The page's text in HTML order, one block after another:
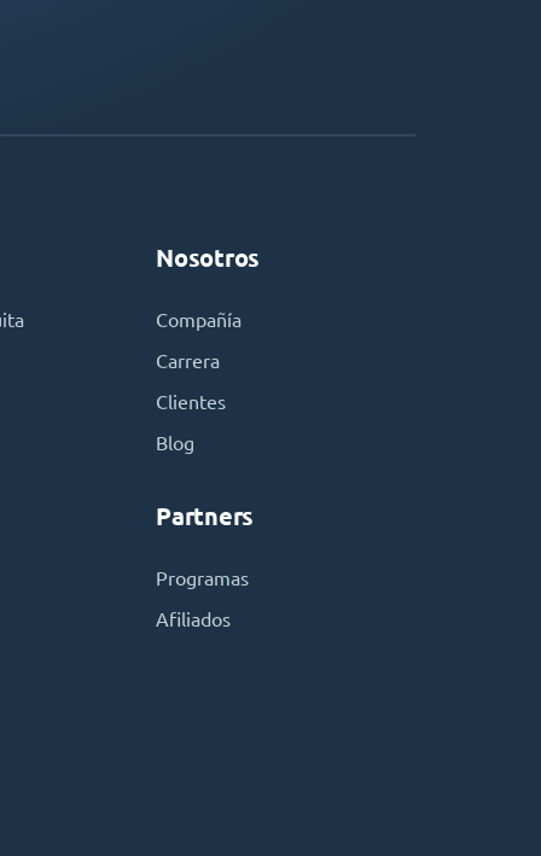
Nosotros
Compañía
Carrera
Clientes
Blog
Partners
Programas
Afiliados